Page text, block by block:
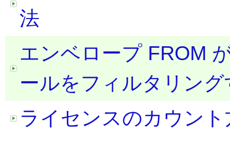
法
エンベロープ FROM
ールをフィルタリン
ライセンスのカウント